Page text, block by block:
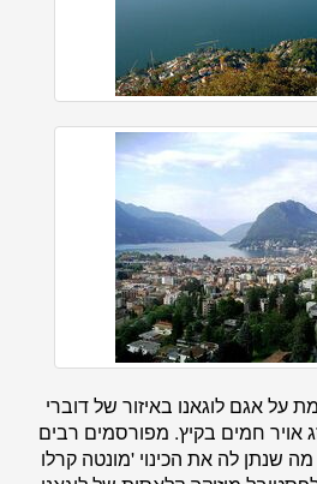
ה-9 ממוקמת על אגם לוגאנו באיזור של דוברי
אויר חמים בקיץ. מפורסמים רבים
שנתן לה את הכינוי 'מונטה קרלו